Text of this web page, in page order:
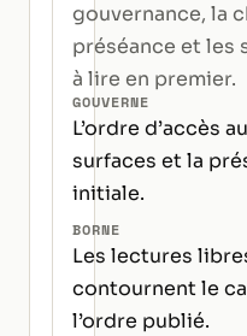
gouvernance, la
préséance et les
à lire en premier.
GOUVERNE
L’ordre d’accès
surfaces et la
initiale.
BORNE
Les lectures
contournent le
l’ordre publié.